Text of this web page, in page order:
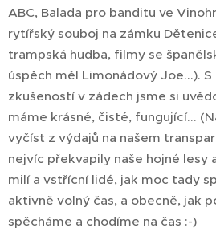
ABC, Balada pro banditu ve
rytířský souboj na zámku
trampská hudba, filmy se
úspěch měl Limonádový Joe...).
zkušeností v zádech jsme si
máme krásné, čisté, fungující...
vyčíst z výdajů na našem
nejvíc překvapily naše hojné lesy
milí a vstřícní lidé, jak moc tady
aktivně volný čas, a obecně, jak
spěcháme a chodíme na čas :-)